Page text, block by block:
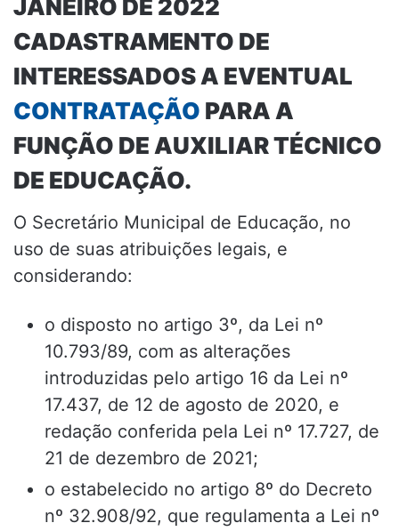
JANEIRO DE 2022
CADASTRAMENTO DE
INTERESSADOS A EVENTUAL
CONTRATAÇÃO PARA A
FUNÇÃO DE AUXILIAR TÉCNICO
DE EDUCAÇÃO.
O Secretário Municipal de Educação, no
uso de suas atribuições legais, e
considerando:
o disposto no artigo 3º, da Lei nº
10.793/89, com as alterações
introduzidas pelo artigo 16 da Lei nº
17.437, de 12 de agosto de 2020, e
redação conferida pela Lei nº 17.727, de
21 de dezembro de 2021;
o estabelecido no artigo 8º do Decreto
nº 32.908/92, que regulamenta a Lei nº